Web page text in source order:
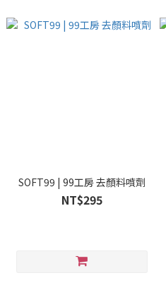
SOFT99 | 99工房 去顏料噴劑
NT$295